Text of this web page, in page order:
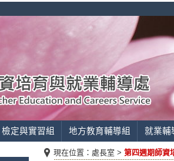
檢定與實習組 地方教育輔導組 就業輔
現在位置： 處長室 > 第四週期師資